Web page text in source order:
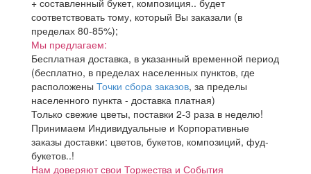
+ составленный букет, композиция.. будет
соответствовать тому, который Вы заказали (в
пределах 80-85%);
Мы предлагаем:
Бесплатная доставка, в указанный временной период
(бесплатно, в пределах населенных пунктов, где
расположены Точки сбора заказов, за пределы
населенного пункта - доставка платная)
Только свежие цветы, поставки 2-3 раза в неделю!
Принимаем Индивидуальные и Корпоративные
заказы доставки: цветов, букетов, композиций, фуд-
букетов..!
Нам доверяют свои Торжества и События